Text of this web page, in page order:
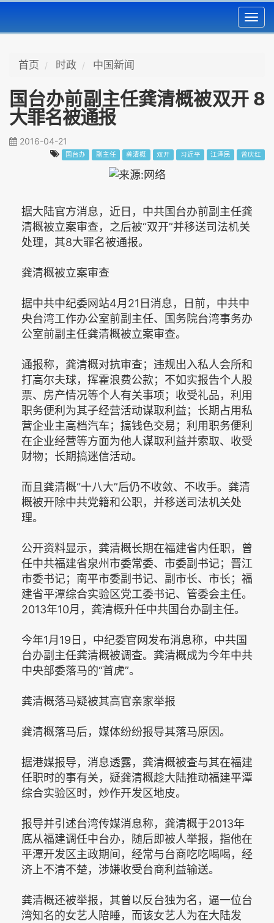
首页 时政 中国新闻
国台办前副主任龚清概被双开 8
大罪名被通报
2016-04-21
国台办 副主任 龚清概 双开 习近平 江泽民 曾庆红
据大陆官方消息，近日，中共国台办前副主任龚
清概被立案审查，之后被“双开”并移送司法机关
处理，其8大罪名被通报。
龚清概被立案审查
据中共中纪委网站4月21日消息，日前，中共中
央台湾工作办公室前副主任、国务院台湾事务办
公室前副主任龚清概被立案审查。
通报称，龚清概对抗审查；违规出入私人会所和
打高尔夫球，挥霍浪费公款；不如实报告个人股
票、房产情况等个人有关事项；收受礼品，利用
职务便利为其子经营活动谋取利益；长期占用私
营企业主高档汽车；搞钱色交易；利用职务便利
在企业经营等方面为他人谋取利益并索取、收受
财物；长期搞迷信活动。
而且龚清概“十八大”后仍不收敛、不收手。龚清
概被开除中共党籍和公职，并移送司法机关处
理。
公开资料显示，龚清概长期在福建省内任职，曾
任中共福建省泉州市委常委、市委副书记；晋江
市委书记；南平市委副书记、副市长、市长；福
建省平潭综合实验区党工委书记、管委会主任。
2013年10月，龚清概升任中共国台办副主任。
今年1月19日，中纪委官网发布消息称，中共国
台办副主任龚清概被调查。龚清概成为今年中共
中央部委落马的“首虎”。
龚清概落马疑被其高官亲家举报
龚清概落马后，媒体纷纷报导其落马原因。
据港媒报导，消息透露，龚清概被查与其在福建
任职时的事有关，疑龚清概趁大陆推动福建平潭
综合实验区时，炒作开发区地皮。
报导并引述台湾传媒消息称，龚清概于2013年
底从福建调任中台办，随后即被人举报，指他在
平潭开发区主政期间，经常与台商吃吃喝喝，经
济上不清不楚，涉嫌收受台商利益输送。
龚清概还被举报，其曾以反台独为名，逼一位台
湾知名的女艺人陪睡，而该女艺人为在大陆发